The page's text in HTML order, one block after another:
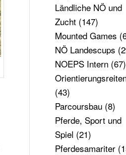
Ländliche NÖ und
Zucht(147)
Mounted Games
NÖ Landescups
NOEPS Intern(67)
(43)
Parcoursbau(8)
Pferde, Sport und
Spiel (21)
Pferdesamariter